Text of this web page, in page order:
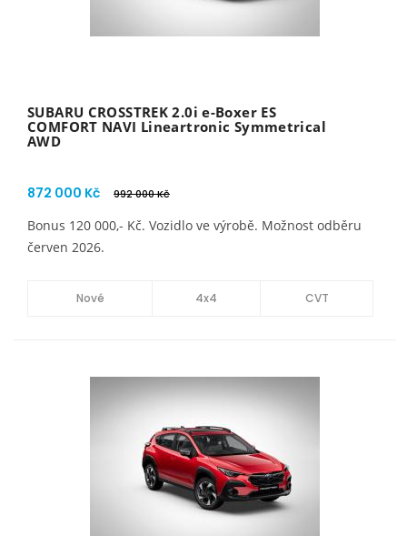
SUBARU CROSSTREK 2.0i e-Boxer ES
COMFORT NAVI Lineartronic Symmetrical
AWD
872 000 Kč 992 000 Kč
Bonus 120 000,- Kč. Vozidlo ve výrobě. Možnost odběru
červen 2026.
Nové 4x4 CVT